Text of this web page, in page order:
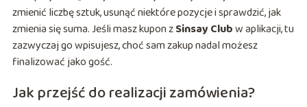
zmienić liczbę sztuk, usunąć niektóre pozycje i sprawdzić, jak
zmienia się suma. Jeśli masz kupon zSinsay Clubw aplikacji, tu
zazwyczaj go wpisujesz, choć sam zakup nadal możesz
finalizować jako gość.
Jak przejść do realizacji zamówienia?